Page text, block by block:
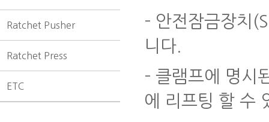
Ratchet Pusher
Ratchet Press
ETC
- 안전잠금장치
니다
- 클램프에 명시
에 리프팅 할 수